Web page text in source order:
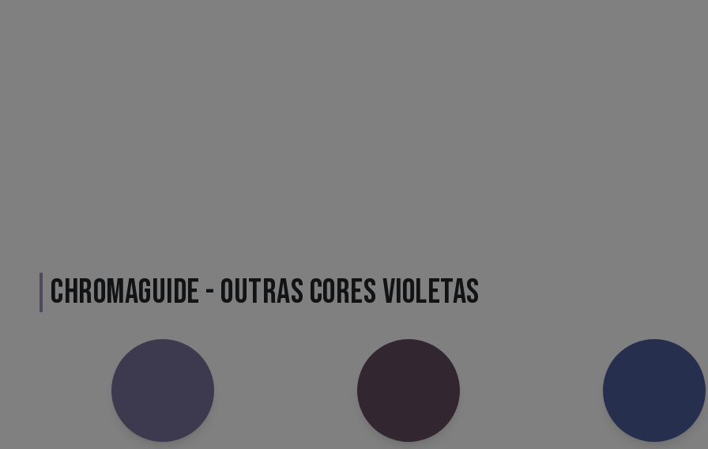
CHROMAGUIDE - OUTRAS CORES VIOLETAS